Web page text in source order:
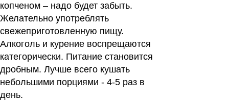
копченом – надо будет забыть.
Желательно употреблять
свежеприготовленную пищу.
Алкоголь и курение воспрещаются
категорически. Питание становится
дробным. Лучше всего кушать
небольшими порциями - 4-5 раз в
день.